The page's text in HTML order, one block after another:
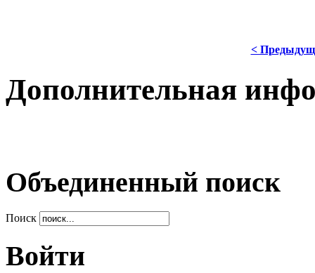
<
Дополнительная
Объединенный поиск
Поиск
Войти